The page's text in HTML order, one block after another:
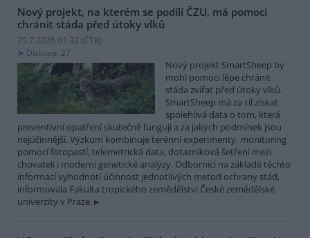
Nový projekt, na kterém se podílí ČZU, má pomoci
chránit stáda před útoky vlků
29.7.2026 01:32 (ČTK)
Diskuse: 27
Nový projekt SmartSheep by
mohl pomoci lépe chránit
stáda zvířat před útoky vlků.
SmartSheep má za cíl získat
spolehlivá data o tom, která
preventivní opatření skutečně fungují a za jakých podmínek jsou
nejúčinnější. Výzkum kombinuje terénní experimenty, monitoring
pomocí fotopastí, telemetrická data, dotazníková šetření mezi
chovateli i moderní genetické analýzy. Odborníci na základě těchto
informací vyhodnotí účinnost jednotlivých metod ochrany stád,
informovala Fakulta tropického zemědělství České zemědělské
univerzity v Praze.